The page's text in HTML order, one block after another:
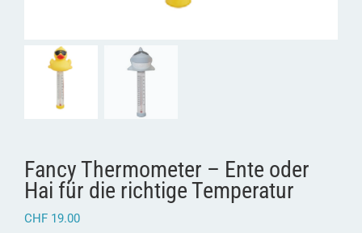
Fancy Thermometer – Ente oder
Hai für die richtige Temperatur
CHF 19.00